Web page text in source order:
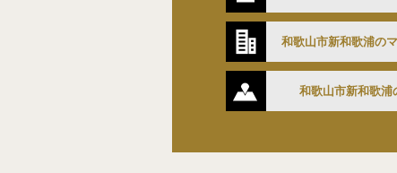
和歌山市新和歌浦の
和歌山市新和歌浦